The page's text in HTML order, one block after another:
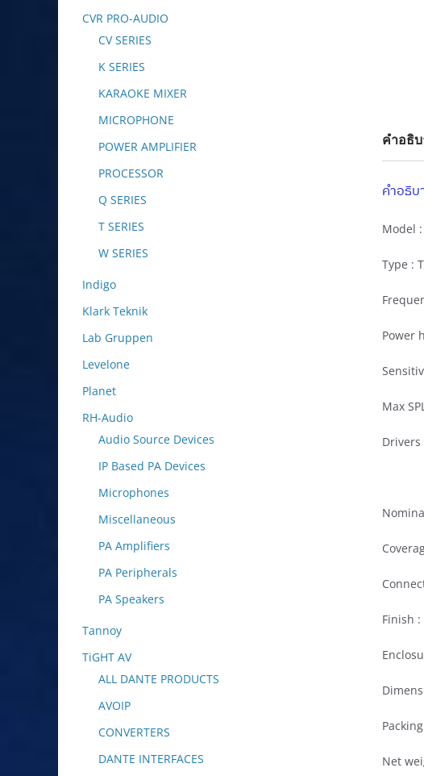
คำอธิ
คำอธิบ
Model :
Type :
Power
Max
Drivers
HF
Finish :
Net
CVR PRO-AUDIO
CV SERIES
K SERIES
KARAOKE MIXER
MICROPHONE
POWER AMPLIFIER
PROCESSOR
Q SERIES
T SERIES
W SERIES
Indigo
Klark Teknik
Lab Gruppen
Levelone
Planet
RH-Audio
Audio Source Devices
IP Based PA Devices
Microphones
Miscellaneous
PA Amplifiers
PA Peripherals
PA Speakers
Tannoy
TiGHT AV
ALL DANTE PRODUCTS
AVOIP
CONVERTERS
DANTE INTERFACES